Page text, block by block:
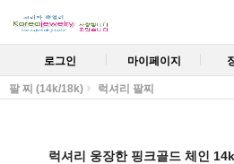
로그인 마이페이지
팔 찌 (14k/18k) 럭셔리 팔찌
럭셔리 웅장한 핑크골드 체인